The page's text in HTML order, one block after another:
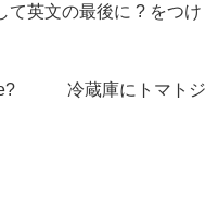
て英文の最後に ? をつけ
? 冷蔵庫にトマトジ